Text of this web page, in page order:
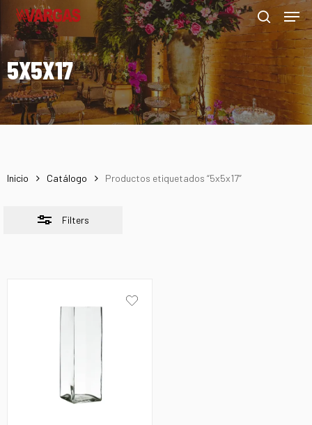
Skip
main
content
search
Menu
5X5X17
Inicio Catálogo Productos etiquetados “5x5x17”
Filters
Close
Filters
Menu